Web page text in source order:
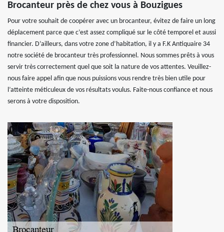
Brocanteur près de chez vous à Bouzigues
Pour votre souhait de coopérer avec un brocanteur, évitez de faire un long
déplacement parce que c’est assez compliqué sur le côté temporel et aussi
financier. D’ailleurs, dans votre zone d’habitation, il y a F.K Antiquaire 34
notre société de brocanteur très professionnel. Nous sommes prêts à vous
servir très correctement quel que soit la nature de vos attentes. Veuillez-
nous faire appel afin que nous puissions vous rendre très bien utile pour
l’atteinte méticuleux de vos résultats voulus. Faite-nous confiance et nous
serons à votre disposition.